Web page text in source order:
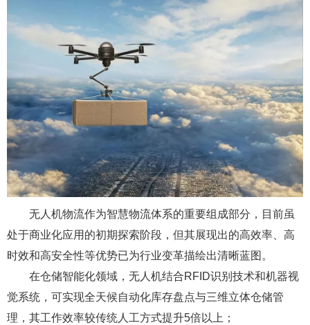
无人机物流作为智慧物流体系的重要组成部分，目前虽
处于商业化应用的初期探索阶段，但其展现出的高效率、高
时效和高安全性等优势已为行业变革描绘出清晰蓝图。
在仓储智能化领域，无人机结合RFID识别技术和机器视
觉系统，可实现全天候自动化库存盘点与三维立体仓储管
理，其工作效率较传统人工方式提升5倍以上；